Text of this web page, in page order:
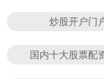
炒股开户门
国内十大股票配